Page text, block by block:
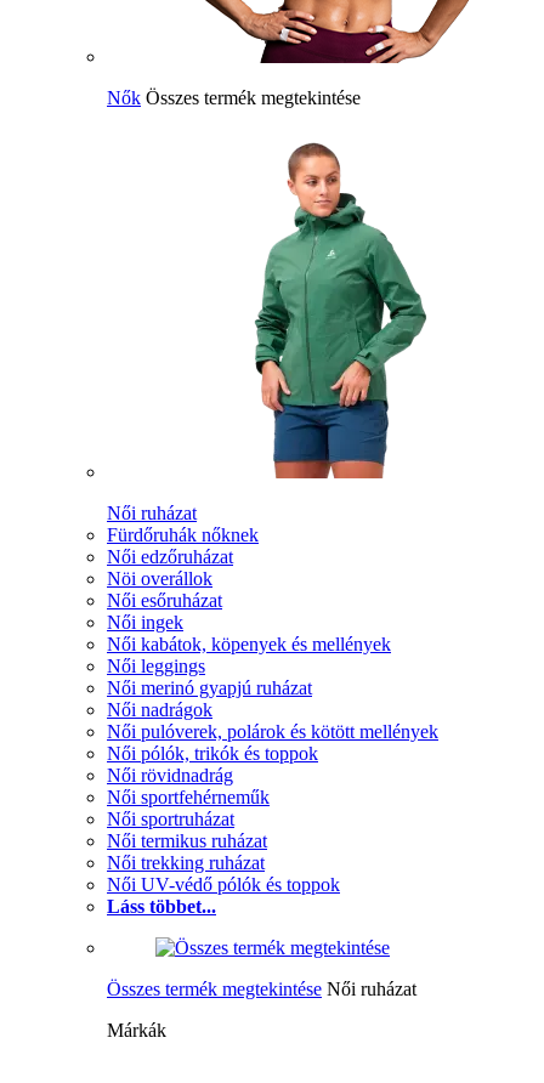
Nők Összes termék megtekintése
Női ruházat
Fürdőruhák nőknek
Női edzőruházat
Nöi overállok
Női esőruházat
Női ingek
Női kabátok, köpenyek és mellények
Női leggings
Női merinó gyapjú ruházat
Női nadrágok
Női pulóverek, polárok és kötött mellények
Női pólók, trikók és toppok
Női rövidnadrág
Női sportfehérneműk
Női sportruházat
Női termikus ruházat
Női trekking ruházat
Női UV-védő pólók és toppok
Láss többet...
Összes termék megtekintése Női ruházat
Márkák